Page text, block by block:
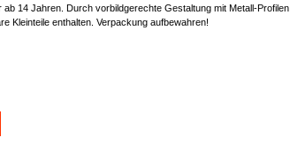
ab 14 Jahren. Durch vorbildgerechte Gestaltung mit Metall-Profilen
Kleinteile enthalten. Verpackung aufbewahren!